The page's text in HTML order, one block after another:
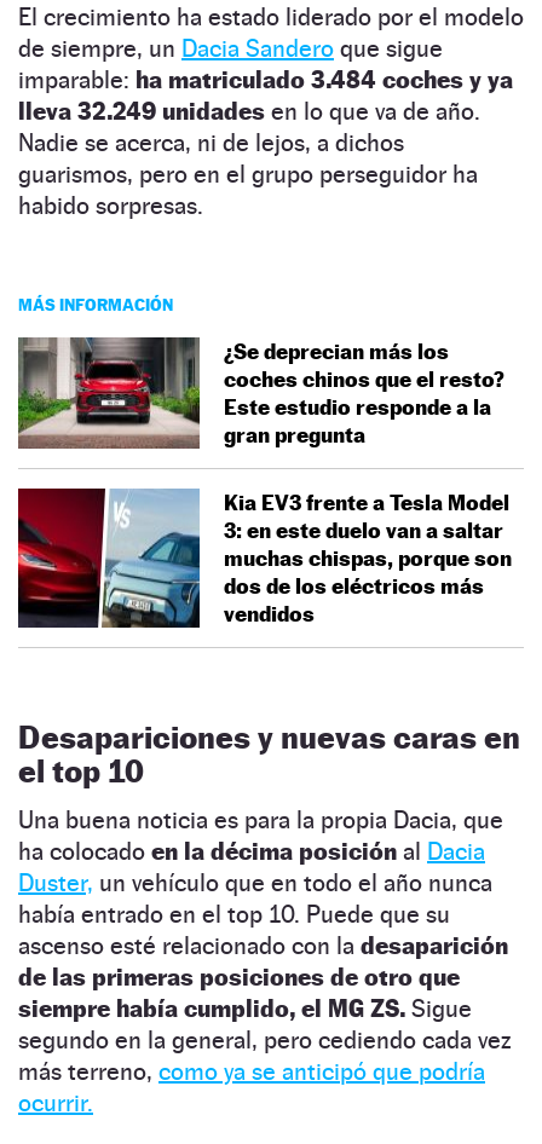
El crecimiento ha estado liderado por el modelo
de siempre, un Dacia Sandero que sigue
imparable: ha matriculado 3.484 coches y ya
lleva 32.249 unidades en lo que va de año.
Nadie se acerca, ni de lejos, a dichos
guarismos, pero en el grupo perseguidor ha
habido sorpresas.
MÁS INFORMACIÓN
¿Se deprecian más los
coches chinos que el resto?
Este estudio responde a la
gran pregunta
Kia EV3 frente a Tesla Model
3: en este duelo van a saltar
muchas chispas, porque son
dos de los eléctricos más
vendidos
Desapariciones y nuevas caras en
el top 10
Una buena noticia es para la propia Dacia, que
ha colocado en la décima posición al Dacia
Duster, un vehículo que en todo el año nunca
había entrado en el top 10. Puede que su
ascenso esté relacionado con la desaparición
de las primeras posiciones de otro que
siempre había cumplido, el MG ZS. Sigue
segundo en la general, pero cediendo cada vez
más terreno, como ya se anticipó que podría
ocurrir.